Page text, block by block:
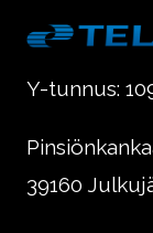
Y-tunnus:
39160